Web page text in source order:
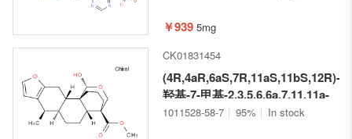
￥939 5mg
CK01831454
(4R,4aR,6aS,7R,11aS,11bS,12R)-
羟基-7-甲基-2,3,5,6,6a,7,11,11a-
八氢-1H-4,11b-(甲桥氧基甲桥)菲
1011528-58-7 95% In stock